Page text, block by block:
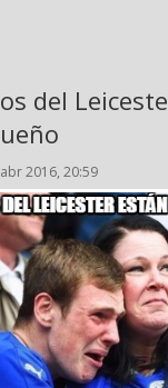
del
2016, 20:59